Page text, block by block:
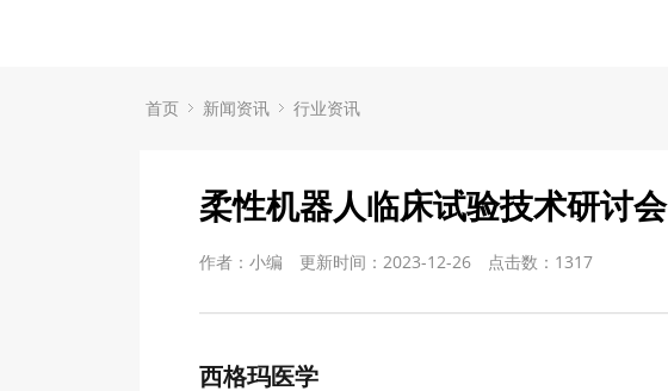
首页 新闻资讯 行业资讯
柔性机器人临床试验技术研讨会
作者：小编 更新时间：2023-12-26 点击数： 1317
西格玛医学